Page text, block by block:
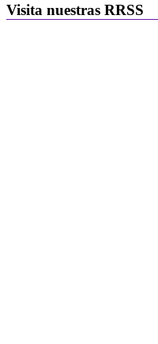
Visita nuestras RRSS